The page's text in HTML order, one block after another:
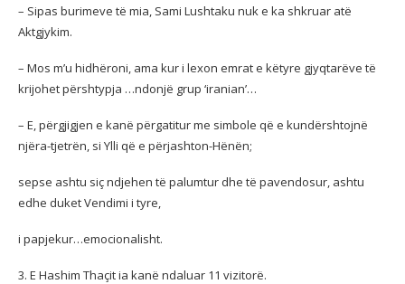
– Sipas burimeve të mia, Sami Lushtaku nuk e ka shkruar atë
Aktgjykim.
– Mos m’u hidhëroni, ama kur i lexon emrat e këtyre gjyqtarëve të
krijohet përshtypja …ndonjë grup ‘iranian’…
– E, përgjigjen e kanë përgatitur me simbole që e kundërshtojnë
njëra-tjetrën, si Ylli që e përjashton-Hënën;
sepse ashtu siç ndjehen të palumtur dhe të pavendosur, ashtu
edhe duket Vendimi i tyre,
i papjekur…emocionalisht.
3. E Hashim Thaçit ia kanë ndaluar 11 vizitorë.